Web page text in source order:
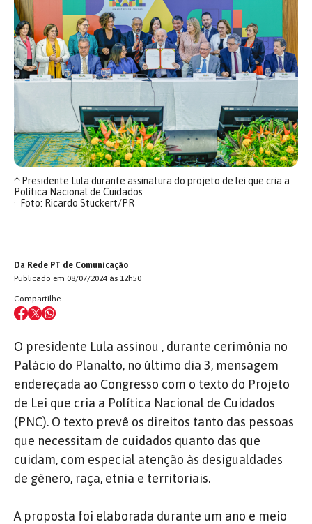
↑Presidente Lula durante assinatura do projeto de lei que cria a
Política Nacional de Cuidados
Foto: Ricardo Stuckert/PR
Da Rede PT de Comunicação
Publicado em 08/07/2024 às 12h50
Compartilhe
O presidente Lula assinou , durante cerimônia no
Palácio do Planalto, no último dia 3, mensagem
endereçada ao Congresso com o texto do Projeto
de Lei que cria a Política Nacional de Cuidados
(PNC). O texto prevê os direitos tanto das pessoas
que necessitam de cuidados quanto das que
cuidam, com especial atenção às desigualdades
de gênero, raça, etnia e territoriais.
A proposta foi elaborada durante um ano e meio